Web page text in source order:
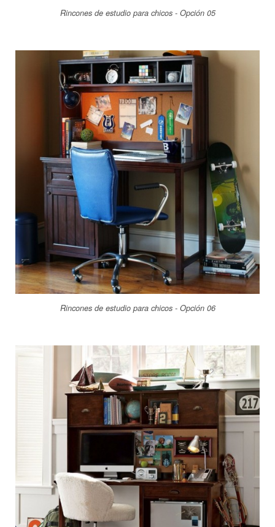
Rincones de estudio para chicos - Opción 05
Rincones de estudio para chicos - Opción 06